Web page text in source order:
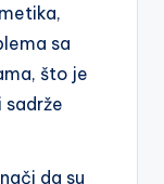
sa
što je
da su